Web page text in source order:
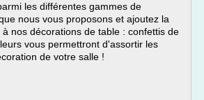
les différentes gammes de
nous vous proposons et ajoutez la
nos décorations de table : confettis de
vous permettront d'assortir les
de votre salle !